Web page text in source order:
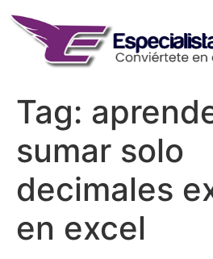
content
Tag:
sumar solo
decimales
en excel